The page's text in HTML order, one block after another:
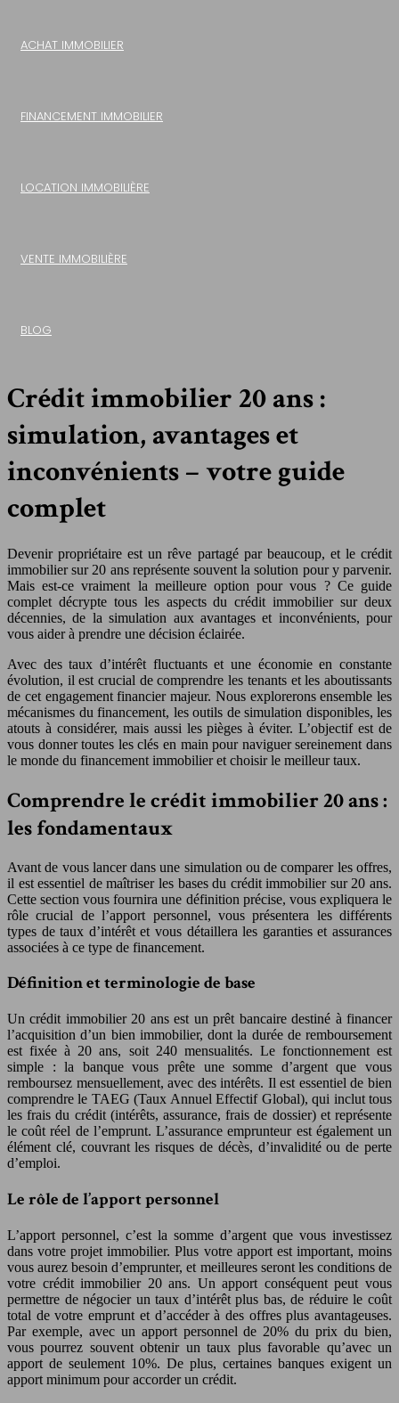
ACHAT IMMOBILIER
FINANCEMENT IMMOBILIER
LOCATION IMMOBILIÈRE
VENTE IMMOBILIÈRE
BLOG
Crédit immobilier 20 ans :
simulation, avantages et
inconvénients – votre guide
complet
Devenir propriétaire est un rêve partagé par beaucoup, et le crédit
immobilier sur 20 ans représente souvent la solution pour y parvenir.
Mais est-ce vraiment la meilleure option pour vous ? Ce guide
complet décrypte tous les aspects du crédit immobilier sur deux
décennies, de la simulation aux avantages et inconvénients, pour
vous aider à prendre une décision éclairée.
Avec des taux d’intérêt fluctuants et une économie en constante
évolution, il est crucial de comprendre les tenants et les aboutissants
de cet engagement financier majeur. Nous explorerons ensemble les
mécanismes du financement, les outils de simulation disponibles, les
atouts à considérer, mais aussi les pièges à éviter. L’objectif est de
vous donner toutes les clés en main pour naviguer sereinement dans
le monde du financement immobilier et choisir le meilleur taux.
Comprendre le crédit immobilier 20 ans :
les fondamentaux
Avant de vous lancer dans une simulation ou de comparer les offres,
il est essentiel de maîtriser les bases du crédit immobilier sur 20 ans.
Cette section vous fournira une définition précise, vous expliquera le
rôle crucial de l’apport personnel, vous présentera les différents
types de taux d’intérêt et vous détaillera les garanties et assurances
associées à ce type de financement.
Définition et terminologie de base
Un crédit immobilier 20 ans est un prêt bancaire destiné à financer
l’acquisition d’un bien immobilier, dont la durée de remboursement
est fixée à 20 ans, soit 240 mensualités. Le fonctionnement est
simple : la banque vous prête une somme d’argent que vous
remboursez mensuellement, avec des intérêts. Il est essentiel de bien
comprendre le TAEG (Taux Annuel Effectif Global), qui inclut tous
les frais du crédit (intérêts, assurance, frais de dossier) et représente
le coût réel de l’emprunt. L’assurance emprunteur est également un
élément clé, couvrant les risques de décès, d’invalidité ou de perte
d’emploi.
Le rôle de l’apport personnel
L’apport personnel, c’est la somme d’argent que vous investissez
dans votre projet immobilier. Plus votre apport est important, moins
vous aurez besoin d’emprunter, et meilleures seront les conditions de
votre crédit immobilier 20 ans. Un apport conséquent peut vous
permettre de négocier un taux d’intérêt plus bas, de réduire le coût
total de votre emprunt et d’accéder à des offres plus avantageuses.
Par exemple, avec un apport personnel de 20% du prix du bien,
vous pourrez souvent obtenir un taux plus favorable qu’avec un
apport de seulement 10%. De plus, certaines banques exigent un
apport minimum pour accorder un crédit.